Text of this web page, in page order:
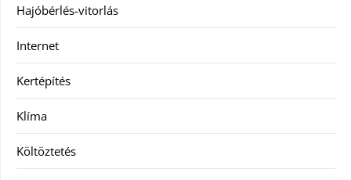
Hajóbérlés-vitorlás
Internet
Kertépítés
Klíma
Költöztetés